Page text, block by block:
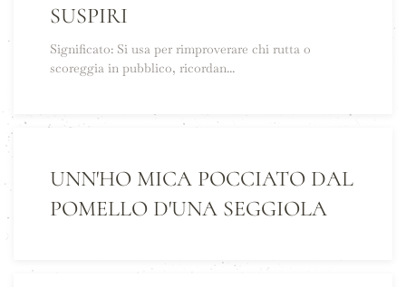
SUSPIRI
Significato: Si usa per rimproverare chi rutta o
scoreggia in pubblico, ricordan...
UNN'HO MICA POCCIATO DAL
POMELLO D'UNA SEGGIOLA